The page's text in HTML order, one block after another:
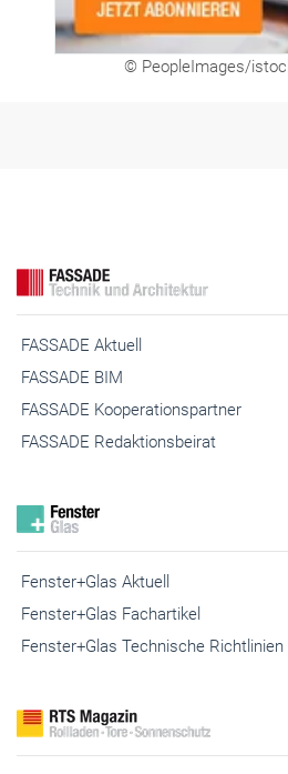
© PeopleImages/
FASSADE Aktuell
FASSADE BIM
FASSADE Kooperationspartner
FASSADE Redaktionsbeirat
Fenster+Glas Aktuell
Fenster+Glas Fachartikel
Fenster+Glas Technische Richtlinien